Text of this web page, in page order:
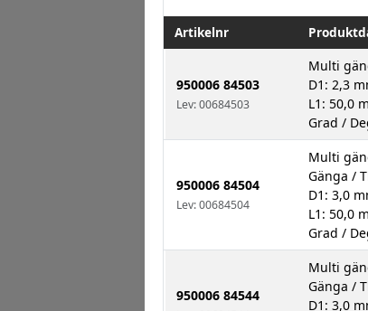
Artikelnr
950006 84503
Lev: 00684503
Multi
D1: 2,3
L1: 50,0
Grad /
950006 84504
Lev: 00684504
Multi
Gänga /
D1: 3,0
L1: 50,0
Grad /
950006 84544
Multi
Gänga /
D1: 3,0